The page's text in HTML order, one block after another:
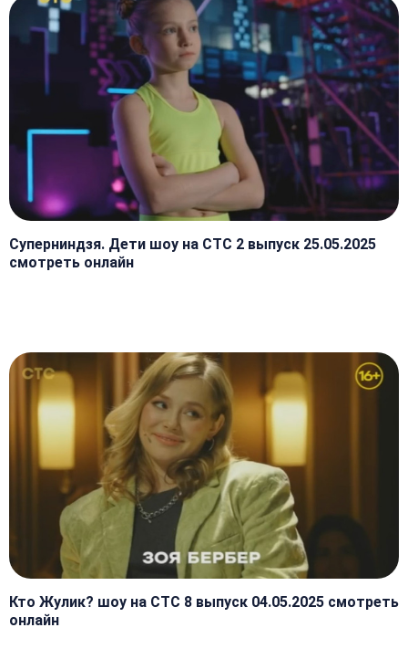
Суперниндзя. Дети шоу на СТС 2 выпуск 25.05.2025
смотреть онлайн
Кто Жулик? шоу на СТС 8 выпуск 04.05.2025 смотреть
онлайн